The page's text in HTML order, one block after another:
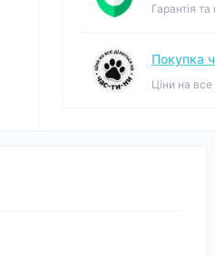
Гарантія
Покупка
Ціни на